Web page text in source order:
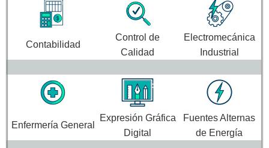
Contabilidad
Control de
Calidad
Electromecánica
Industrial
Enfermería General
Expresión Gráfica
Digital
Fuentes Alternas
de Energía